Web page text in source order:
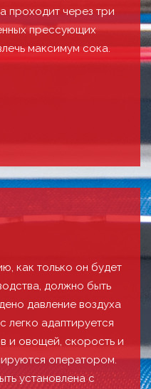
проходит через три
прессующих
максимум сока.
как только он будет
должно быть
давление воздуха
легко адаптируется
и овощей, скорость и
оператором.
установлена с